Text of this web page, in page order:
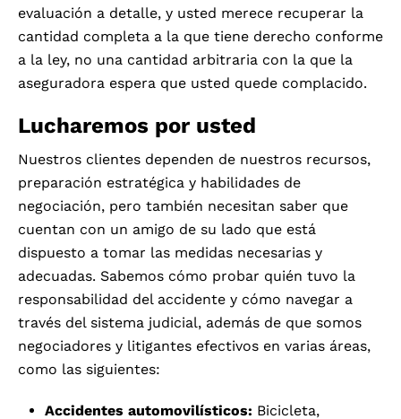
evaluación a detalle, y usted merece recuperar la
cantidad completa a la que tiene derecho conforme
a la ley, no una cantidad arbitraria con la que la
aseguradora espera que usted quede complacido.
Lucharemos por usted
Nuestros clientes dependen de nuestros recursos,
preparación estratégica y habilidades de
negociación, pero también necesitan saber que
cuentan con un amigo de su lado que está
dispuesto a tomar las medidas necesarias y
adecuadas. Sabemos cómo probar quién tuvo la
responsabilidad del accidente y cómo navegar a
través del sistema judicial, además de que somos
negociadores y litigantes efectivos en varias áreas,
como las siguientes:
Accidentes automovilísticos: Bicicleta,